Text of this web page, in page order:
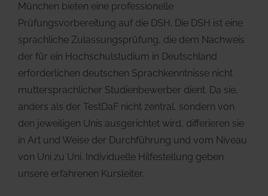
München bieten eine professionelle
Prüfungsvorbereitung auf die DSH. Die DSH ist eine
sprachliche Zulassungsprüfung, die dem Nachweis
der für ein Hochschulstudium in Deutschland
erforderlichen deutschen Sprachkenntnisse nicht
muttersprachlicher Studienbewerber dient. Da sie,
anders als der TestDaF nicht zentral, sondern von
den jeweiligen Unis ausgerichtet wird, differieren sie
in Art und Weise der Durchführung und vom Niveau
von Uni zu Uni. Individuelle Hilfestellung geben
unsere erfahrenen Kursleiter.